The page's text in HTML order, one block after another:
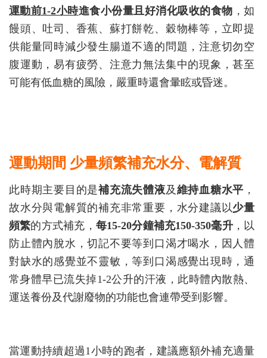
運動前1-2小時進食小份量且好消化吸收的食物 ，如
饅頭、吐司、香蕉、蘇打餅乾、穀物棒等，立即提
供能量同時減少發生腸道不適的問題，注意切勿空
腹運動，易有疲勞、注意力無法集中的現象，甚至
可能有低血糖的風險，嚴重時還會暈眩或昏迷。
運動期間 少量頻繁補充水分、電解質
此時期主要目的是補充流失體液及 維持血糖水平 ，
故水分與電解質的補充非常重要，水分建議以少量
頻繁的方式補充， 每15-20分鐘補充150-350毫升，以
防止體內脫水，切記不要等到口渴才喝水，因人體
對缺水的感覺並不靈敏，等到口渴感覺出現時，通
常身體早已流失掉1-2公升的汗液，此時體內散熱、
運送養份及代謝廢物的功能也會連帶受到影響。
當運動持續超過1小時的跑者，建議應額外補充適量